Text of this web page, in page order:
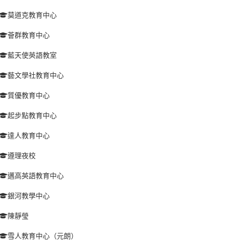
莫道克教育中心
薈群教育中心
藍天使英語教室
藝文學社教育中心
質優教育中心
起步點教育中心
達人教育中心
遵理夜校
邁高英語教育中心
銀河教學中心
陳靜瑩
雪人教育中心（元朗）